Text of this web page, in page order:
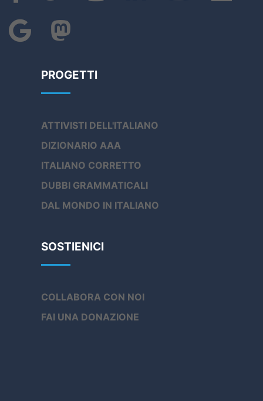
PROGETTI
ATTIVISTI DELL'ITALIANO
DIZIONARIO AAA
ITALIANO CORRETTO
DUBBI GRAMMATICALI
DAL MONDO IN ITALIANO
SOSTIENICI
COLLABORA CON NOI
FAI UNA DONAZIONE